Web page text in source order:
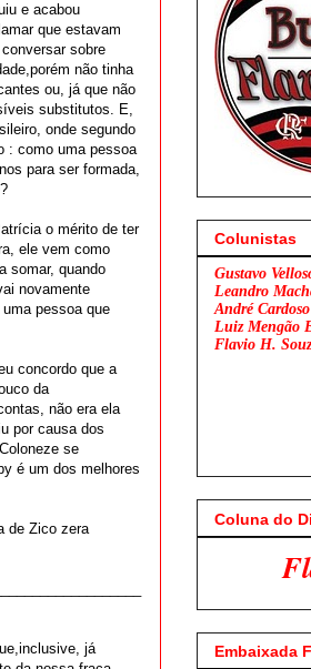
e acabou
que estavam
sobre
não tinha
ou, já que não
substitutos. E,
onde segundo
: como uma pessoa
para ser formada,
o mérito de ter
ele vem como
somar, quando
novamente
pessoa que
concordo que a
da
não era ela
por causa dos
se
é um dos melhores
de Zico zera
já
Colunistas
Gustavo
Leandro
André Cardoso
Luiz Mengão
Flavio H.
Coluna do
Flamengo x
Embaixada